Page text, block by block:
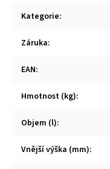
Kategorie:
Záruka:
EAN:
Hmotnost (kg):
Objem (l):
Vnější výška (mm):